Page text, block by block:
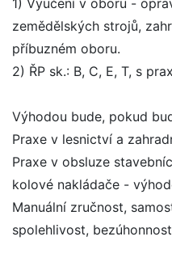
1) Vyučení v oboru -
zemědělských strojů,
příbuzném oboru.
2) ŘP sk.: B, C, E, T, s
Výhodou bude, pokud
Praxe v lesnictví a
Praxe v obsluze
kolové nakládače -
Manuální zručnost,
spolehlivost,